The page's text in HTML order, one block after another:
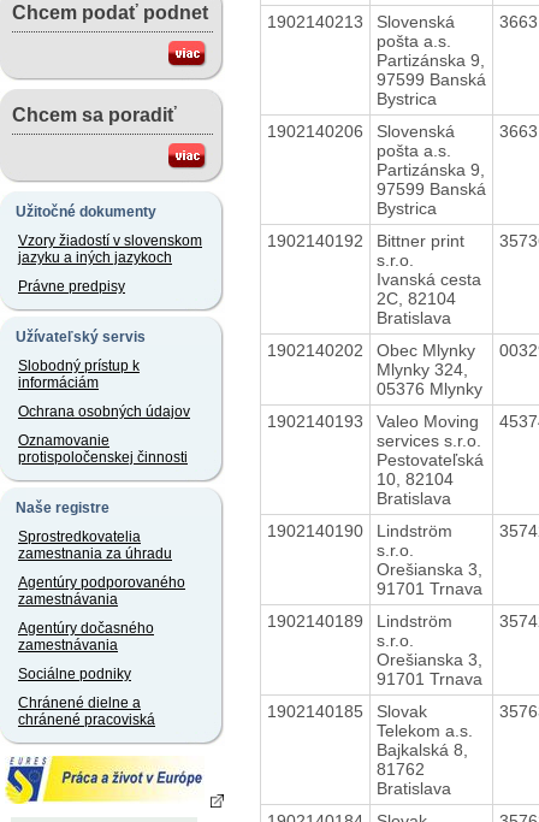
Chcem podať podnet
Chcem sa poradiť
Užitočné dokumenty
Vzory žiadostí v slovenskom
jazyku a iných jazykoch
Právne predpisy
Užívateľský servis
Slobodný prístup k
informáciám
Ochrana osobných údajov
Oznamovanie
protispoločenskej činnosti
Naše registre
Sprostredkovatelia
zamestnania za úhradu
Agentúry podporovaného
zamestnávania
Agentúry dočasného
zamestnávania
Sociálne podniky
Chránené dielne a
chránené pracoviská
1902140213
Slovenská
pošta a.s.
Partizánska 9,
97599 Banská
Bystrica
1902140206
Slovenská
pošta a.s.
Partizánska 9,
97599 Banská
Bystrica
1902140192
Bittner print
s.r.o.
Ivanská cesta
2C, 82104
Bratislava
1902140202
Obec Mlynky
Mlynky 324,
05376 Mlynky
1902140193
Valeo Moving
services s.r.o.
Pestovateľská
10, 82104
Bratislava
1902140190
Lindström
s.r.o.
Orešianska 3,
91701 Trnava
1902140189
Lindström
s.r.o.
Orešianska 3,
91701 Trnava
1902140185
Slovak
Telekom a.s.
Bajkalská 8,
81762
Bratislava